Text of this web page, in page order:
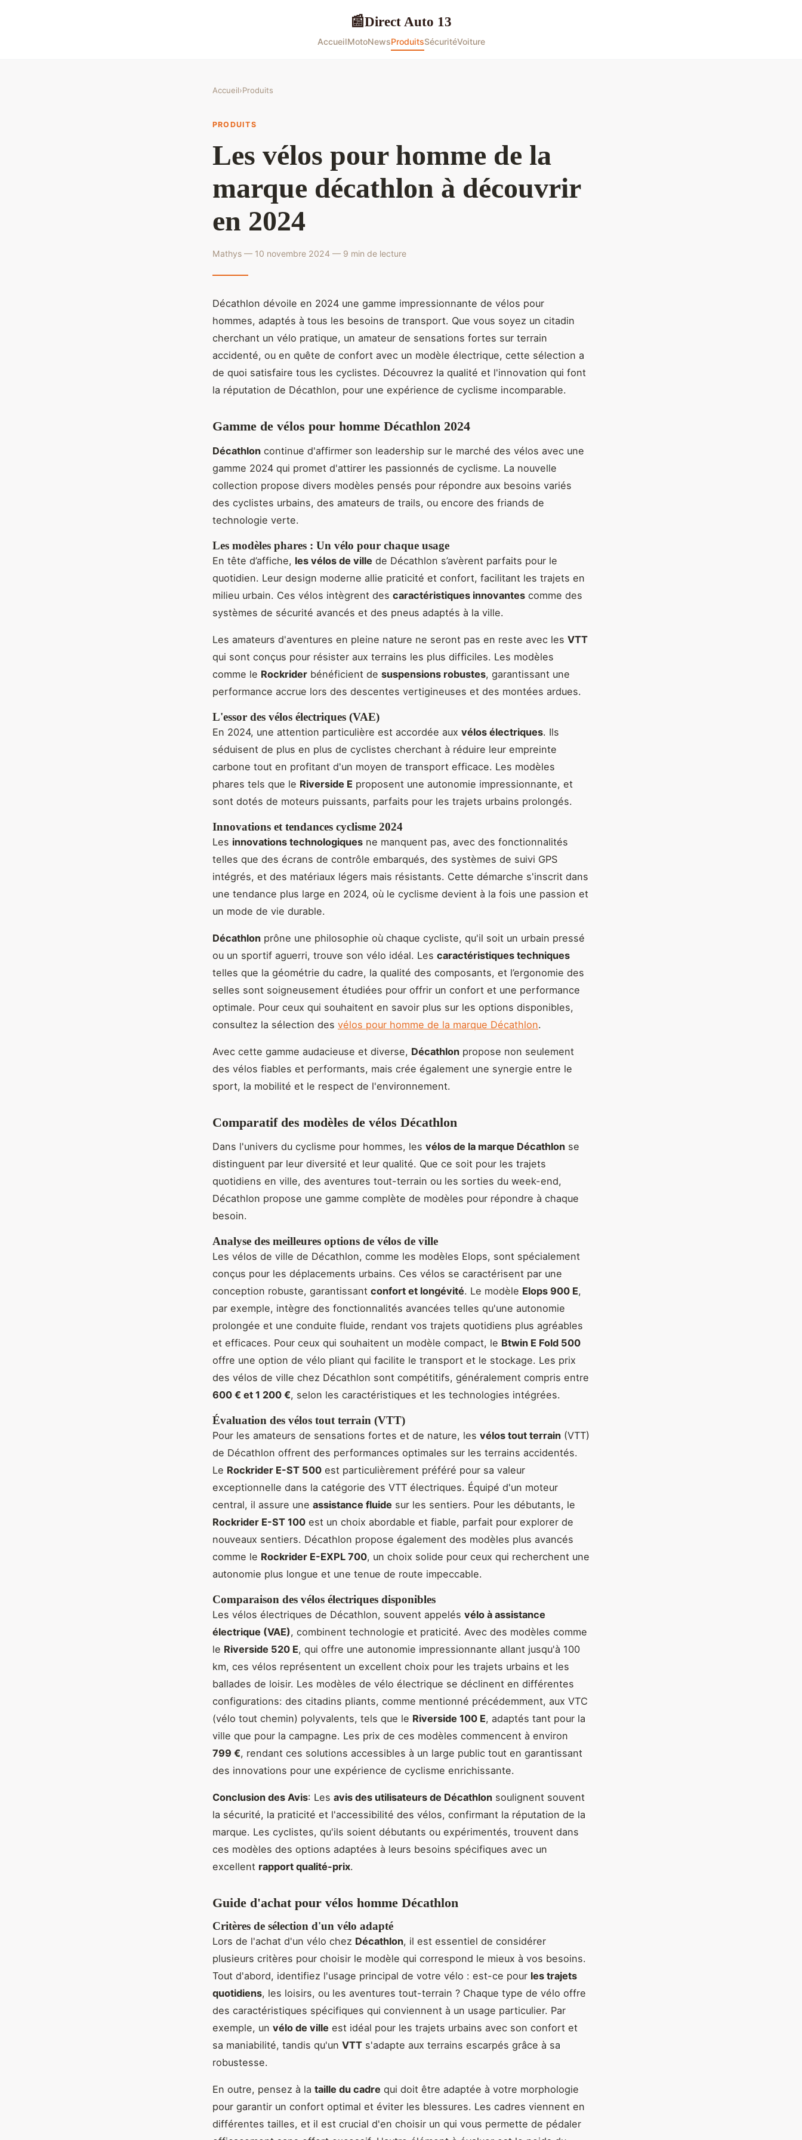
📰Direct Auto 13
AccueilMotoNewsProduitsSécuritéVoiture
Accueil›Produits
PRODUITS
Les vélos pour homme de la
marque décathlon à découvrir
en 2024
Mathys — 10 novembre 2024 — 9 min de lecture
Décathlon dévoile en 2024 une gamme impressionnante de vélos pour
hommes, adaptés à tous les besoins de transport. Que vous soyez un citadin
cherchant un vélo pratique, un amateur de sensations fortes sur terrain
accidenté, ou en quête de confort avec un modèle électrique, cette sélection a
de quoi satisfaire tous les cyclistes. Découvrez la qualité et l'innovation qui font
la réputation de Décathlon, pour une expérience de cyclisme incomparable.
Gamme de vélos pour homme Décathlon 2024
Décathlon continue d'affirmer son leadership sur le marché des vélos avec une
gamme 2024 qui promet d'attirer les passionnés de cyclisme. La nouvelle
collection propose divers modèles pensés pour répondre aux besoins variés
des cyclistes urbains, des amateurs de trails, ou encore des friands de
technologie verte.
Les modèles phares : Un vélo pour chaque usage
En tête d’affiche, les vélos de ville de Décathlon s’avèrent parfaits pour le
quotidien. Leur design moderne allie praticité et confort, facilitant les trajets en
milieu urbain. Ces vélos intègrent des caractéristiques innovantes comme des
systèmes de sécurité avancés et des pneus adaptés à la ville.
Les amateurs d'aventures en pleine nature ne seront pas en reste avec les VTT
qui sont conçus pour résister aux terrains les plus difficiles. Les modèles
comme le Rockrider bénéficient de suspensions robustes, garantissant une
performance accrue lors des descentes vertigineuses et des montées ardues.
L'essor des vélos électriques (VAE)
En 2024, une attention particulière est accordée aux vélos électriques. Ils
séduisent de plus en plus de cyclistes cherchant à réduire leur empreinte
carbone tout en profitant d'un moyen de transport efficace. Les modèles
phares tels que le Riverside E proposent une autonomie impressionnante, et
sont dotés de moteurs puissants, parfaits pour les trajets urbains prolongés.
Innovations et tendances cyclisme 2024
Les innovations technologiques ne manquent pas, avec des fonctionnalités
telles que des écrans de contrôle embarqués, des systèmes de suivi GPS
intégrés, et des matériaux légers mais résistants. Cette démarche s'inscrit dans
une tendance plus large en 2024, où le cyclisme devient à la fois une passion et
un mode de vie durable.
Décathlon prône une philosophie où chaque cycliste, qu'il soit un urbain pressé
ou un sportif aguerri, trouve son vélo idéal. Les caractéristiques techniques
telles que la géométrie du cadre, la qualité des composants, et l’ergonomie des
selles sont soigneusement étudiées pour offrir un confort et une performance
optimale. Pour ceux qui souhaitent en savoir plus sur les options disponibles,
consultez la sélection des vélos pour homme de la marque Décathlon.
Avec cette gamme audacieuse et diverse, Décathlon propose non seulement
des vélos fiables et performants, mais crée également une synergie entre le
sport, la mobilité et le respect de l'environnement.
Comparatif des modèles de vélos Décathlon
Dans l'univers du cyclisme pour hommes, les vélos de la marque Décathlon se
distinguent par leur diversité et leur qualité. Que ce soit pour les trajets
quotidiens en ville, des aventures tout-terrain ou les sorties du week-end,
Décathlon propose une gamme complète de modèles pour répondre à chaque
besoin.
Analyse des meilleures options de vélos de ville
Les vélos de ville de Décathlon, comme les modèles Elops, sont spécialement
conçus pour les déplacements urbains. Ces vélos se caractérisent par une
conception robuste, garantissant confort et longévité. Le modèle Elops 900 E,
par exemple, intègre des fonctionnalités avancées telles qu'une autonomie
prolongée et une conduite fluide, rendant vos trajets quotidiens plus agréables
et efficaces. Pour ceux qui souhaitent un modèle compact, le Btwin E Fold 500
offre une option de vélo pliant qui facilite le transport et le stockage. Les prix
des vélos de ville chez Décathlon sont compétitifs, généralement compris entre
600 € et 1 200 €, selon les caractéristiques et les technologies intégrées.
Évaluation des vélos tout terrain (VTT)
Pour les amateurs de sensations fortes et de nature, les vélos tout terrain (VTT)
de Décathlon offrent des performances optimales sur les terrains accidentés.
Le Rockrider E-ST 500 est particulièrement préféré pour sa valeur
exceptionnelle dans la catégorie des VTT électriques. Équipé d'un moteur
central, il assure une assistance fluide sur les sentiers. Pour les débutants, le
Rockrider E-ST 100 est un choix abordable et fiable, parfait pour explorer de
nouveaux sentiers. Décathlon propose également des modèles plus avancés
comme le Rockrider E-EXPL 700, un choix solide pour ceux qui recherchent une
autonomie plus longue et une tenue de route impeccable.
Comparaison des vélos électriques disponibles
Les vélos électriques de Décathlon, souvent appelés vélo à assistance
électrique (VAE), combinent technologie et praticité. Avec des modèles comme
le Riverside 520 E, qui offre une autonomie impressionnante allant jusqu'à 100
km, ces vélos représentent un excellent choix pour les trajets urbains et les
ballades de loisir. Les modèles de vélo électrique se déclinent en différentes
configurations: des citadins pliants, comme mentionné précédemment, aux VTC
(vélo tout chemin) polyvalents, tels que le Riverside 100 E, adaptés tant pour la
ville que pour la campagne. Les prix de ces modèles commencent à environ
799 €, rendant ces solutions accessibles à un large public tout en garantissant
des innovations pour une expérience de cyclisme enrichissante.
Conclusion des Avis: Les avis des utilisateurs de Décathlon soulignent souvent
la sécurité, la praticité et l'accessibilité des vélos, confirmant la réputation de la
marque. Les cyclistes, qu'ils soient débutants ou expérimentés, trouvent dans
ces modèles des options adaptées à leurs besoins spécifiques avec un
excellent rapport qualité-prix.
Guide d'achat pour vélos homme Décathlon
Critères de sélection d'un vélo adapté
Lors de l'achat d'un vélo chez Décathlon, il est essentiel de considérer
plusieurs critères pour choisir le modèle qui correspond le mieux à vos besoins.
Tout d'abord, identifiez l'usage principal de votre vélo : est-ce pour les trajets
quotidiens, les loisirs, ou les aventures tout-terrain ? Chaque type de vélo offre
des caractéristiques spécifiques qui conviennent à un usage particulier. Par
exemple, un vélo de ville est idéal pour les trajets urbains avec son confort et
sa maniabilité, tandis qu'un VTT s'adapte aux terrains escarpés grâce à sa
robustesse.
En outre, pensez à la taille du cadre qui doit être adaptée à votre morphologie
pour garantir un confort optimal et éviter les blessures. Les cadres viennent en
différentes tailles, et il est crucial d'en choisir un qui vous permette de pédaler